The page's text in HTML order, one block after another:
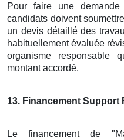
Pour faire une
candidats doivent
un devis détaillé des
habituellement évaluée
organisme responsable
montant accordé.
13. Financement Support
Le financement de